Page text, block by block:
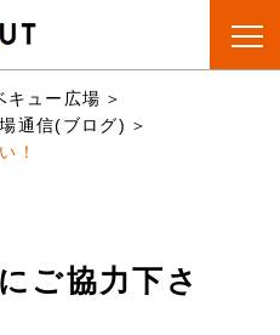
BBQ&CAMP
ちリスト
キュー広場
通信(ブログ)
！
ご協力下さ